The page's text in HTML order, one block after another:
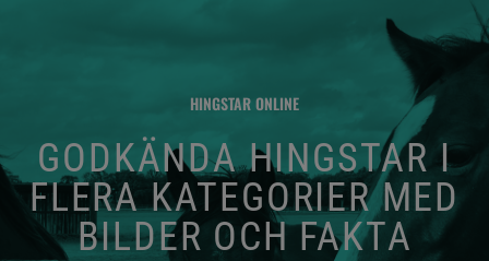
HINGSTAR ONLINE
GODKÄNDA HINGSTAR I
FLERA KATEGORIER MED
BILDER OCH FAKTA